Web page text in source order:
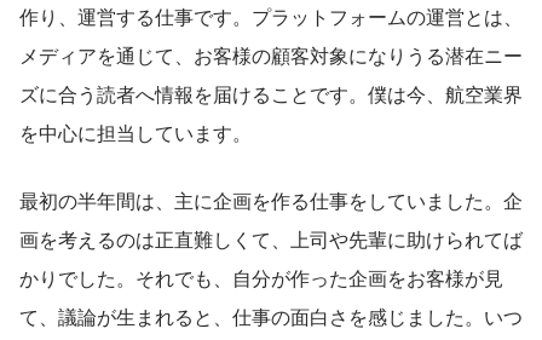
作り、運営する仕事です。プラットフォームの運営とは、
メディアを通じて、お客様の顧客対象になりうる潜在ニー
ズに合う読者へ情報を届けることです。僕は今、航空業界
を中心に担当しています。
最初の半年間は、主に企画を作る仕事をしていました。企
画を考えるのは正直難しくて、上司や先輩に助けられてば
かりでした。それでも、自分が作った企画をお客様が見
て、議論が生まれると、仕事の面白さを感じました。いつ